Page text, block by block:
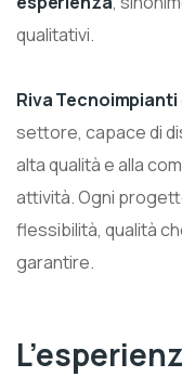
qualitativi.
Riva Tecnoimpianti
settore, capace di
alta qualità e alla
attività. Ogni
flessibilità, qualità
garantire.